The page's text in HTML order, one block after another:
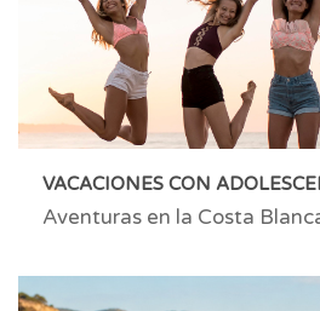
VACACIONES CON
Aventuras en la Costa